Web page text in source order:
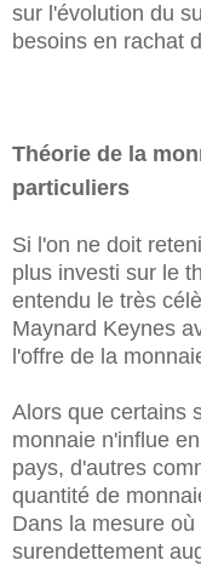
sur l'évolution du
besoins en rachat
Théorie de la
particuliers
Si l'on ne doit
plus investi sur le
entendu le très
Maynard Keynes
l'offre de la
Alors que certains
monnaie n'influe
pays, d'autres
quantité de
Dans la mesure
surendettement